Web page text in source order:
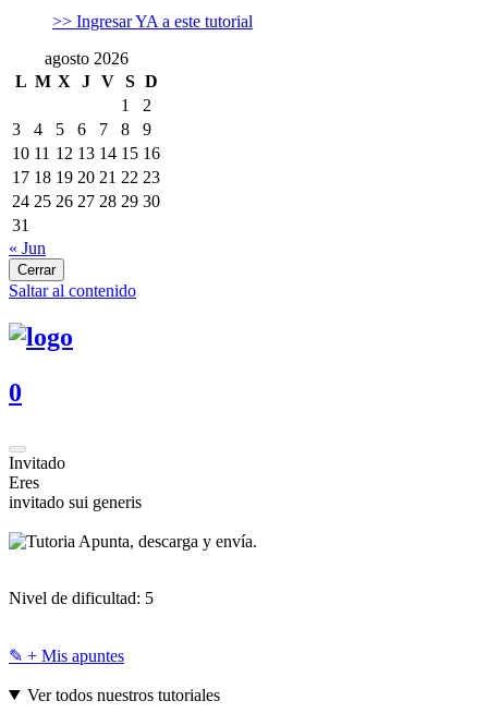
>> Ingresar YA a este tutorial
agosto 2026
L M X J V S D
1
2
3
4 5 6 7 8
9
10 11 12 13 14 15 16
17 18 19 20 21 22 23
24 25 26 27 28 29 30
31
« Jun
Cerrar
Saltar al contenido
0
Invitado
Eres
invitado sui generis
Apunta, descarga y envía.
Nivel de dificultad: 5
✎ + Mis apuntes
Ver todos nuestros tutoriales